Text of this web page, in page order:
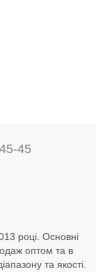
45
році. Основні
оптом та в
та якості.